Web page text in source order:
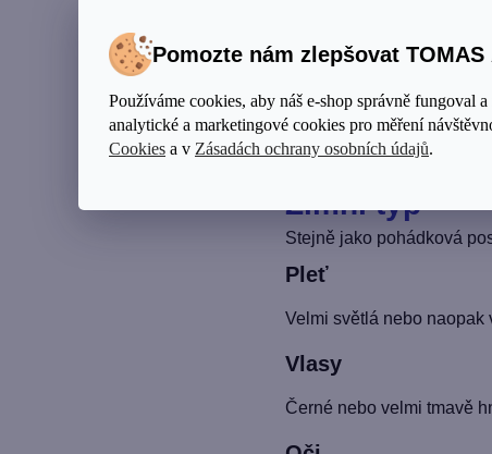
Pomozte nám zlepšovat TOMAS
Používáme cookies, aby náš e-shop správně fungoval
analytické a marketingové cookies pro měření
Cookies a v Zásadách ochrany osobních údajů.
VYHÝBEJTE SE:
Zimní typ
Stejně jako pohádková
Pleť
Velmi světlá nebo naopak
Vlasy
Černé nebo velmi tmavě